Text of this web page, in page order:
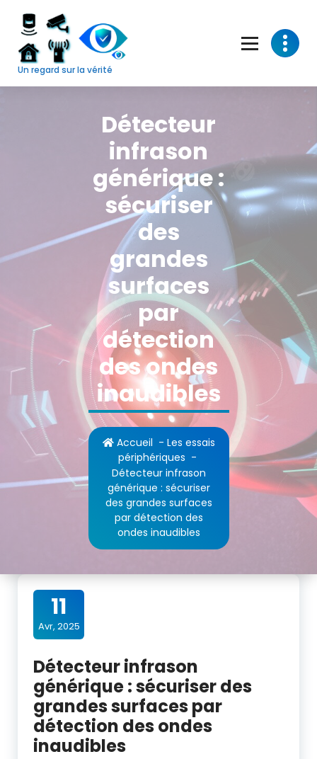
content
Un regard sur la vérité
Détecteur
infrason
générique :
sécuriser
des
grandes
surfaces
par
détection
des ondes
inaudibles
Accueil - Les essais
périphériques -
Détecteur infrason
générique : sécuriser
des grandes surfaces
par détection des
ondes inaudibles
11
Avr, 2025
Détecteur infrason
générique : sécuriser des
grandes surfaces par
détection des ondes
inaudibles